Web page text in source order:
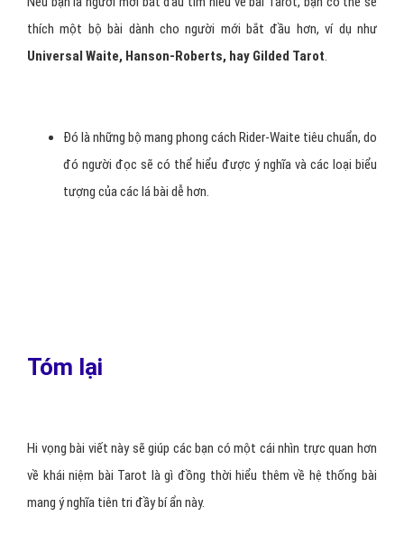
bộ Tarot cho chính mình?
hình nghệ thuật và biểu tượng phù hợp với sở thích và cảm nhận